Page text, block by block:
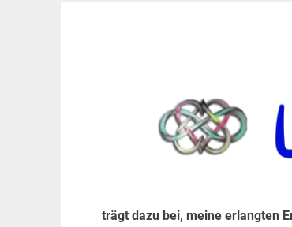
trägt dazu bei, meine erlangten